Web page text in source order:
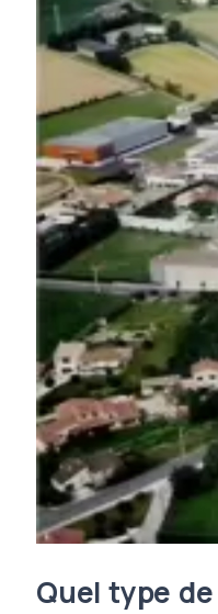
Quel type